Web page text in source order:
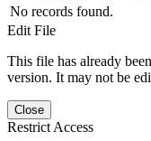
No records found.
Edit File
This file has already
version. It may not be
Close
Restrict Access